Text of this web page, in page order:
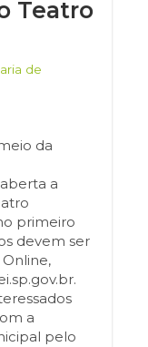
Teatro
de
da
a
primeiro
devem ser
a
pelo